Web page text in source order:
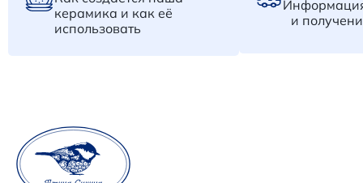
керамика и как её
использовать
и